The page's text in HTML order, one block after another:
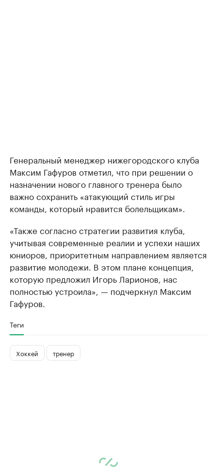
Генеральный менеджер нижегородского клуба
Максим Гафуров отметил, что при решении о
назначении нового главного тренера было
важно сохранить «атакующий стиль игры
команды, который нравится болельщикам».
«Также согласно стратегии развития клуба,
учитывая современные реалии и успехи наших
юниоров, приоритетным направлением является
развитие молодежи. В этом плане концепция,
которую предложил Игорь Ларионов, нас
полностью устроила», — подчеркнул Максим
Гафуров.
Теги
Хоккей тренер